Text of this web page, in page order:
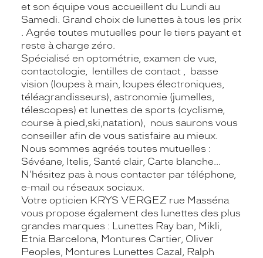
et son équipe vous accueillent du Lundi au
Samedi. Grand choix de lunettes à tous les prix
. Agrée toutes mutuelles pour le tiers payant et
reste à charge zéro.
Spécialisé en optométrie, examen de vue,
contactologie, lentilles de contact , basse
vision (loupes à main, loupes électroniques,
téléagrandisseurs), astronomie (jumelles,
télescopes) et lunettes de sports (cyclisme,
course à pied,ski,natation), nous saurons vous
conseiller afin de vous satisfaire au mieux.
Nous sommes agréés toutes mutuelles :
Sévéane, Itelis, Santé clair, Carte blanche...
N'hésitez pas à nous contacter par téléphone,
e-mail ou réseaux sociaux.
Votre opticien KRYS VERGEZ rue Masséna
vous propose également des lunettes des plus
grandes marques : Lunettes Ray ban, Mikli,
Etnia Barcelona, Montures Cartier, Oliver
Peoples, Montures Lunettes Cazal, Ralph